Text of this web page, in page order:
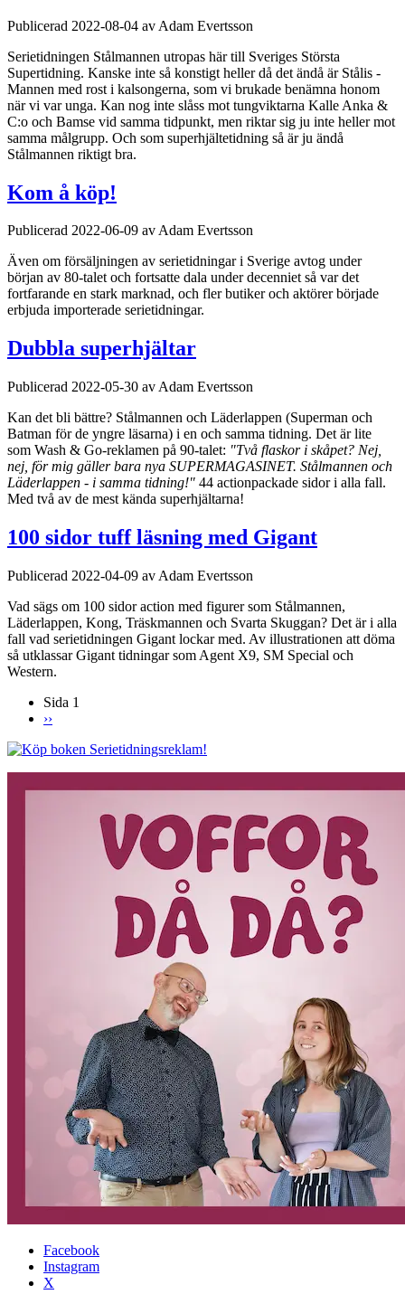
Publicerad 2022-08-04 av Adam Evertsson
Serietidningen Stålmannen utropas här till Sveriges Största
Supertidning. Kanske inte så konstigt heller då det ändå är Stålis -
Mannen med rost i kalsongerna, som vi brukade benämna honom
när vi var unga. Kan nog inte slåss mot tungviktarna Kalle Anka &
C:o och Bamse vid samma tidpunkt, men riktar sig ju inte heller mot
samma målgrupp. Och som superhjältetidning så är ju ändå
Stålmannen riktigt bra.
Kom å köp!
Publicerad 2022-06-09 av Adam Evertsson
Även om försäljningen av serietidningar i Sverige avtog under
början av 80-talet och fortsatte dala under decenniet så var det
fortfarande en stark marknad, och fler butiker och aktörer började
erbjuda importerade serietidningar.
Dubbla superhjältar
Publicerad 2022-05-30 av Adam Evertsson
Kan det bli bättre? Stålmannen och Läderlappen (Superman och
Batman för de yngre läsarna) i en och samma tidning. Det är lite
som Wash & Go-reklamen på 90-talet: "Två flaskor i skåpet? Nej,
nej, för mig gäller bara nya SUPERMAGASINET. Stålmannen och
Läderlappen - i samma tidning!" 44 actionpackade sidor i alla fall.
Med två av de mest kända superhjältarna!
100 sidor tuff läsning med Gigant
Publicerad 2022-04-09 av Adam Evertsson
Vad sägs om 100 sidor action med figurer som Stålmannen,
Läderlappen, Kong, Träskmannen och Svarta Skuggan? Det är i alla
fall vad serietidningen Gigant lockar med. Av illustrationen att döma
så utklassar Gigant tidningar som Agent X9, SM Special och
Western.
Paginering
Sida 1
Nästa
››
Sidfot
Facebook
Instagram
X